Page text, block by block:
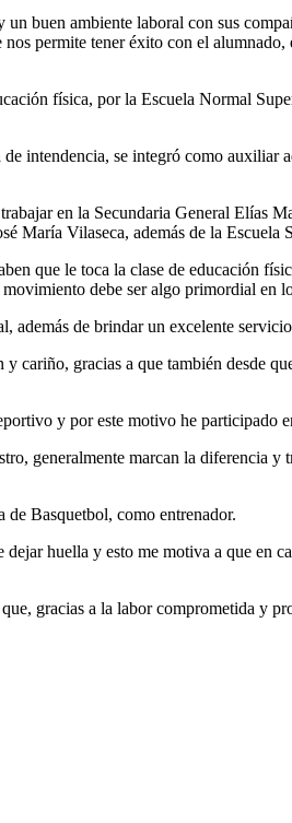
buen ambiente laboral con sus
permite tener éxito con el
física, por la Escuela Normal
intendencia, se integró como
en la Secundaria General Elías
María Vilaseca, además de la
que le toca la clase de educación
debe ser algo primordial en
además de brindar un excelente
cariño, gracias a que también desde
y por este motivo he participado
generalmente marcan la diferencia
Basquetbol, como entrenador.
huella y esto me motiva a que en
gracias a la labor comprometida y